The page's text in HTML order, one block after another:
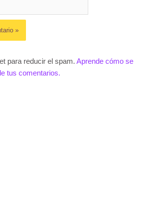
para reducir el spam. Aprende cómo se
tus comentarios.